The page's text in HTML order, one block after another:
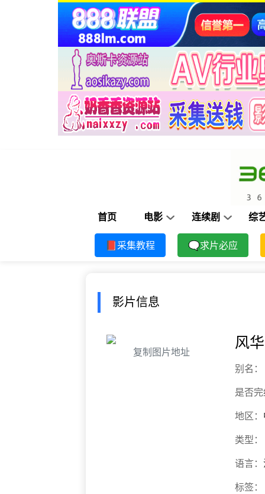
首页 电影 连续剧 综
📕采集教程 🗨求片必应
影片信息
复制图片地址
风
别名：
是否
地区：
类型：
语言：
标签：